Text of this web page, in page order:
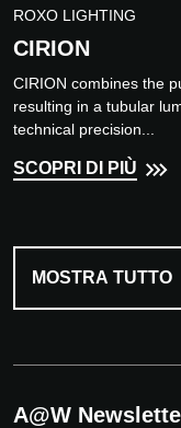
ROXO LIGHTING
CIRION
CIRION combines the
resulting in a tubular
technical precision...
SCOPRI DI PIÙ
MOSTRA TUTTO
A@W